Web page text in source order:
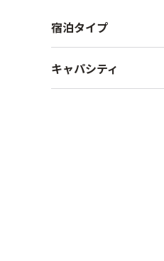
宿泊タイプ
キャパシティ